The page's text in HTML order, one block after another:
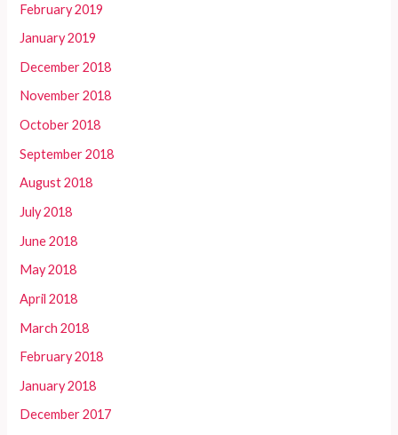
February 2019
January 2019
December 2018
November 2018
October 2018
September 2018
August 2018
July 2018
June 2018
May 2018
April 2018
March 2018
February 2018
January 2018
December 2017